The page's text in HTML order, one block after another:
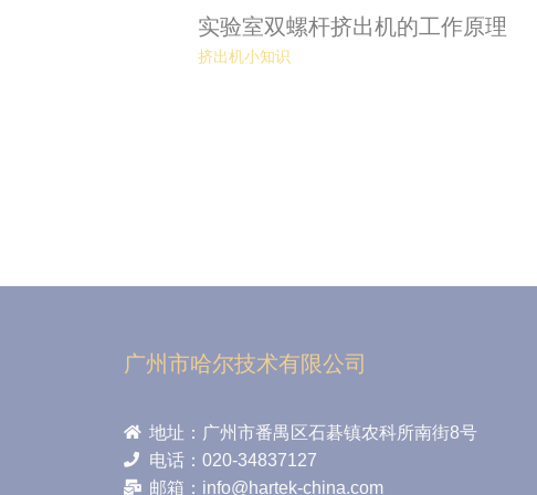
实验室双螺杆挤出机的工作原理
挤出机小知识
广州市哈尔技术有限公司
地址：广州市番禺区石碁镇农科所南街8号
电话：020-34837127
邮箱：info@hartek-china.com